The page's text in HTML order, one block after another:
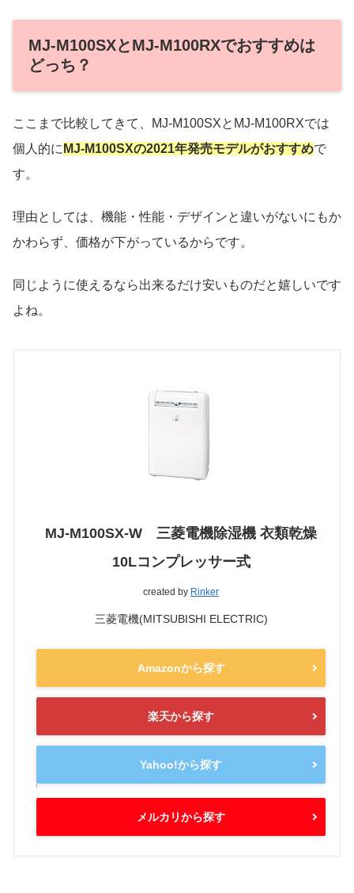
MJ-M100SXとMJ-M100RXでおすすめは
どっち？
ここまで比較してきて、MJ-M100SXとMJ-M100RXでは
個人的に MJ-M100SXの2021年発売モデルがおすすめで
す。
理由としては、機能・性能・デザインと違いがないにもか
かわらず、価格が下がっているからです。
同じように使えるなら出来るだけ安いものだと嬉しいです
よね。
MJ-M100SX-W 三菱電機除湿機 衣類乾燥
10Lコンプレッサー式
created by Rinker
三菱電機(MITSUBISHI ELECTRIC)
Amazonから探す
楽天から探す
Yahoo!から探す
メルカリから探す